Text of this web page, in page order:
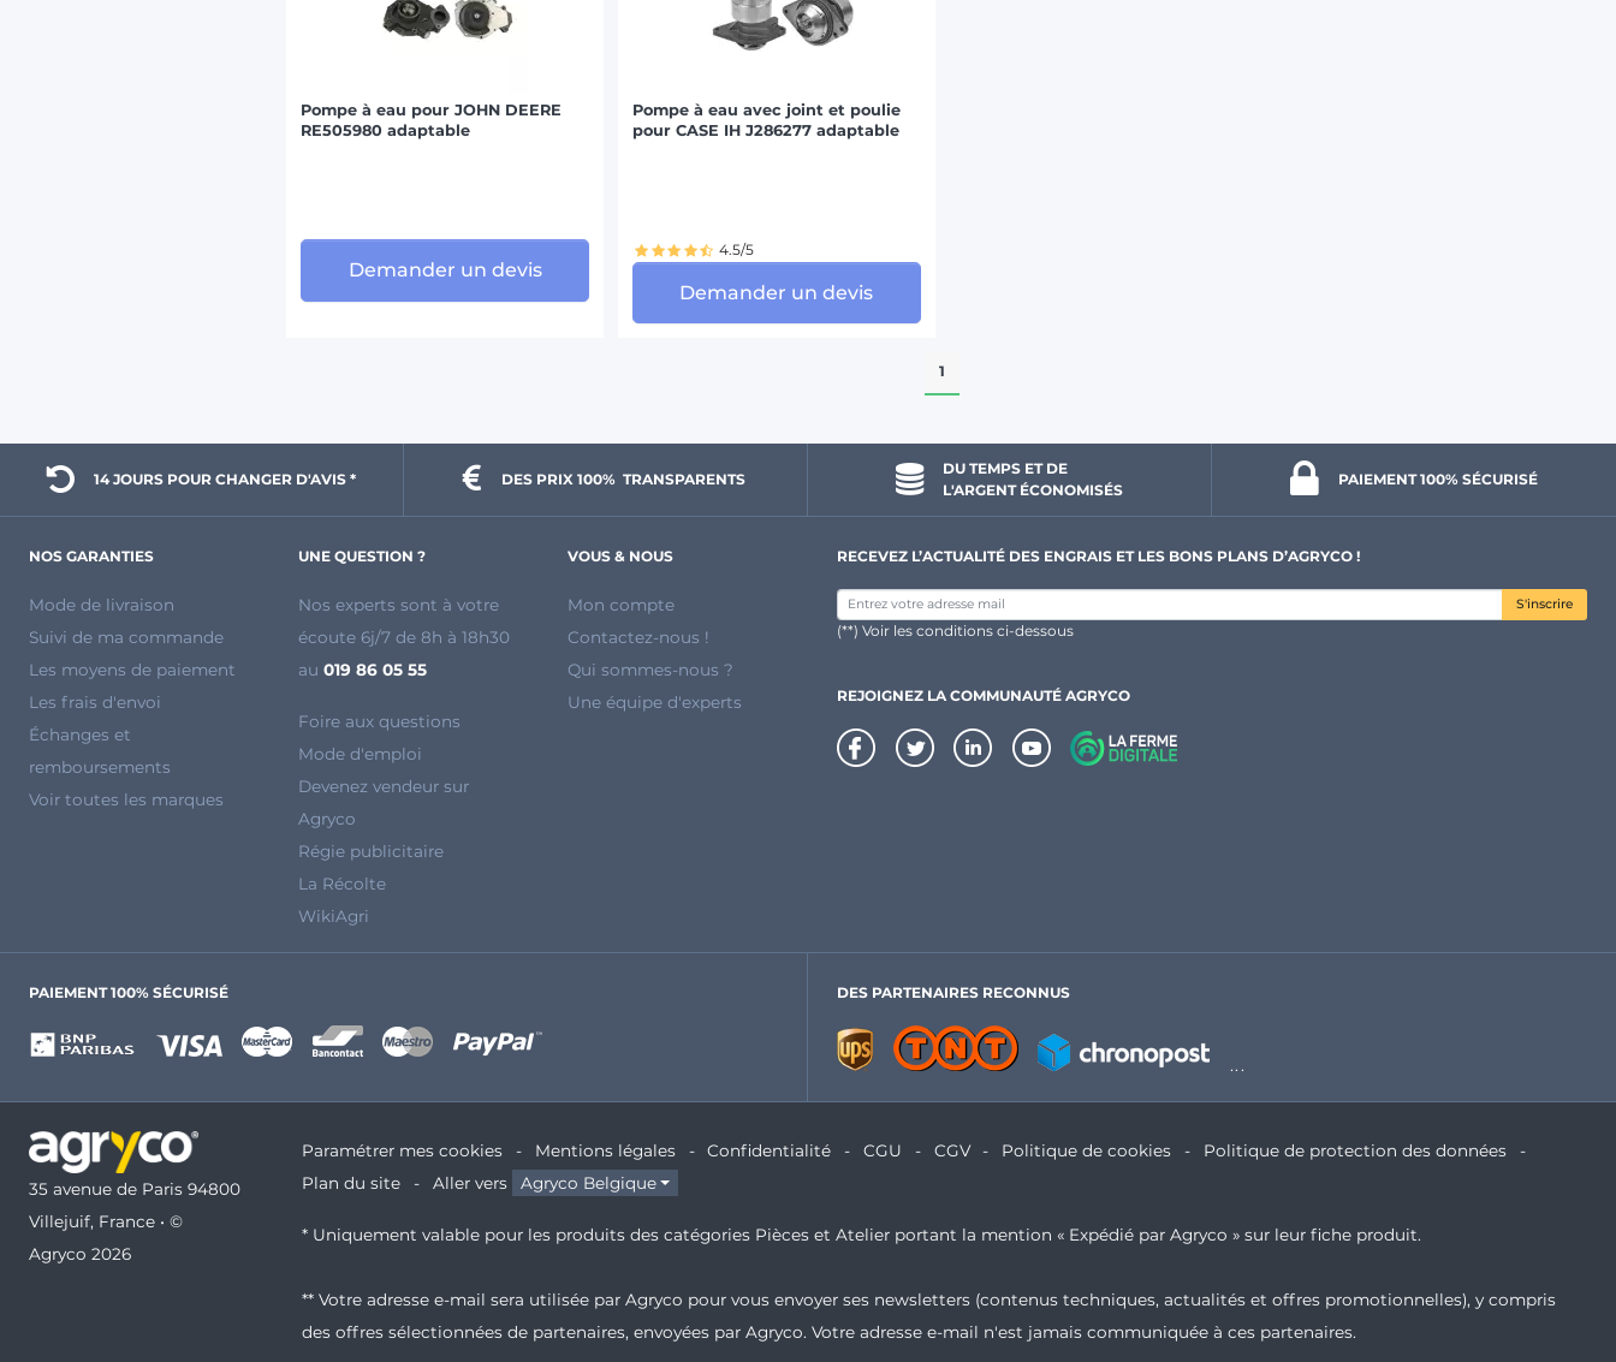
Pompe à eau pour JOHN DEERE
RE505980 adaptable
Demander un devis
Pompe à eau avec joint et poulie
pour CASE IH J286277 adaptable
4.5/5
Demander un devis
1
14 JOURS POUR CHANGER D'AVIS * DES PRIX 100% TRANSPARENTS
DU TEMPS ET DE
L'ARGENT ÉCONOMISÉS
PAIEMENT 100% SÉCURISÉ
NOS GARANTIES
Mode de livraison
Suivi de ma commande
Les moyens de paiement
Les frais d'envoi
Échanges et
remboursements
Voir toutes les marques
UNE QUESTION ?
Nos experts sont à votre
écoute 6j/7 de 8h à 18h30
au 019 86 05 55
Foire aux questions
Mode d'emploi
Devenez vendeur sur
Agryco
Régie publicitaire
La Récolte
WikiAgri
VOUS & NOUS
Mon compte
Contactez-nous !
Qui sommes-nous ?
Une équipe d'experts
RECEVEZ L’ACTUALITÉ DES ENGRAIS ET LES BONS PLANS D’AGRYCO !
S'inscrire
(**) Voir les conditions ci-dessous
REJOIGNEZ LA COMMUNAUTÉ AGRYCO
PAIEMENT 100% SÉCURISÉ DES PARTENAIRES RECONNUS
35 avenue de Paris 94800
Villejuif, France • ©
Agryco 2026
Paramétrer mes cookies Mentions légales Confidentialité CGU CGV Politique de cookies
Politique de protection des données
Plan du site
Aller vers Agryco Belgique
* Uniquement valable pour les produits des catégories Pièces et Atelier portant la mention « Expédié par Agryco » sur leur fiche produit.
** Votre adresse e-mail sera utilisée par Agryco pour vous envoyer ses newsletters (contenus techniques, actualités et offres promotionnelles), y compris
des offres sélectionnées de partenaires, envoyées par Agryco. Votre adresse e-mail n'est jamais communiquée à ces partenaires.